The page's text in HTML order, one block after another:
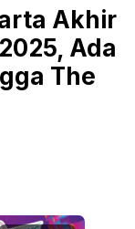
Akhir
Ada
The